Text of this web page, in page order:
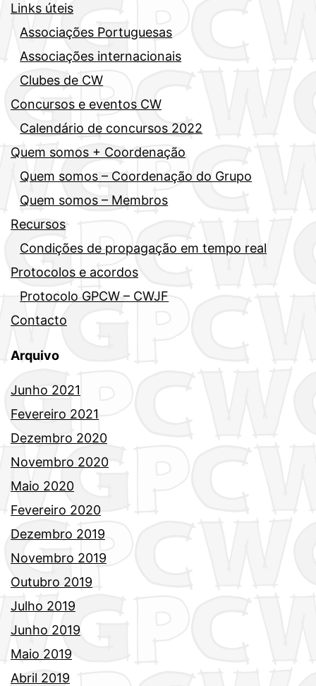
Links úteis
Associações Portuguesas
Associações internacionais
Clubes de CW
Concursos e eventos CW
Calendário de concursos 2022
Quem somos + Coordenação
Quem somos – Coordenação do Grupo
Quem somos – Membros
Recursos
Condições de propagação em tempo real
Protocolos e acordos
Protocolo GPCW – CWJF
Contacto
Arquivo
Junho 2021
Fevereiro 2021
Dezembro 2020
Novembro 2020
Maio 2020
Fevereiro 2020
Dezembro 2019
Novembro 2019
Outubro 2019
Julho 2019
Junho 2019
Maio 2019
Abril 2019